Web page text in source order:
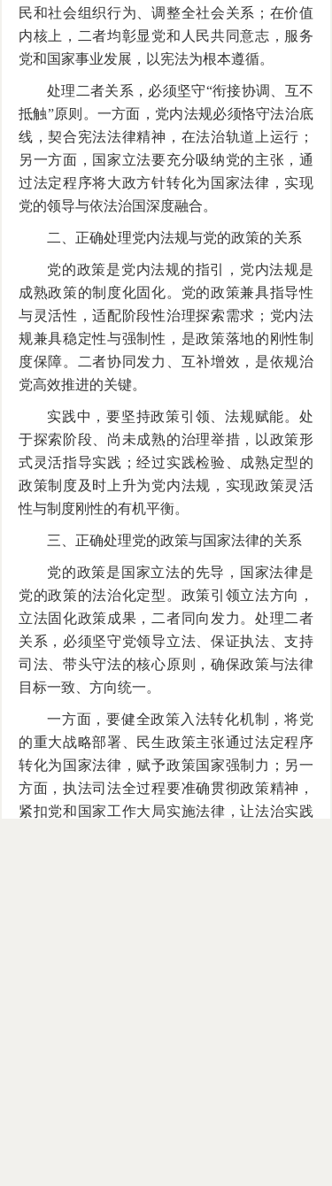
民和社会组织行为、调整全社会关系；在价值
内核上，二者均彰显党和人民共同意志，服务
党和国家事业发展，以宪法为根本遵循。
处理二者关系，必须坚守“衔接协调、互不
抵触”原则。一方面，党内法规必须恪守法治底
线，契合宪法法律精神，在法治轨道上运行；
另一方面，国家立法要充分吸纳党的主张，通
过法定程序将大政方针转化为国家法律，实现
党的领导与依法治国深度融合。
二、正确处理党内法规与党的政策的关系
党的政策是党内法规的指引，党内法规是
成熟政策的制度化固化。党的政策兼具指导性
与灵活性，适配阶段性治理探索需求；党内法
规兼具稳定性与强制性，是政策落地的刚性制
度保障。二者协同发力、互补增效，是依规治
党高效推进的关键。
实践中，要坚持政策引领、法规赋能。处
于探索阶段、尚未成熟的治理举措，以政策形
式灵活指导实践；经过实践检验、成熟定型的
政策制度及时上升为党内法规，实现政策灵活
性与制度刚性的有机平衡。
三、正确处理党的政策与国家法律的关系
党的政策是国家立法的先导，国家法律是
党的政策的法治化定型。政策引领立法方向，
立法固化政策成果，二者同向发力。处理二者
关系，必须坚守党领导立法、保证执法、支持
司法、带头守法的核心原则，确保政策与法律
目标一致、方向统一。
一方面，要健全政策入法转化机制，将党
的重大战略部署、民生政策主张通过法定程序
转化为国家法律，赋予政策国家强制力；另一
方面，执法司法全过程要准确贯彻政策精神，
紧扣党和国家工作大局实施法律，让法治实践